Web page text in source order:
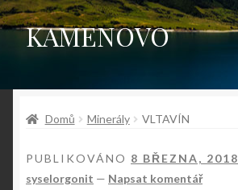
Přeskočit
na
Přejít
k
webu
KAMENOVO
Shop
Můj účet
Domů Minerály VLTAVÍN
PUBLIKOVÁNO 8 BŘEZNA, 2018
syselorgonit — Napsat komentář